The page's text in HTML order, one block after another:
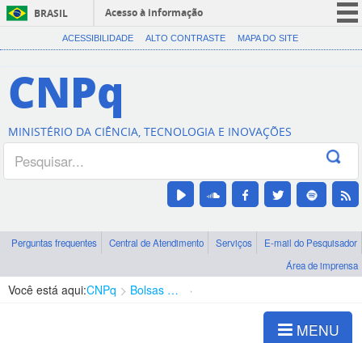
BRASIL
Acesso à informação
CORONAVÍRUS (COVID-19)
Canais
ACESSIBILIDADE ALTO CONTRASTE MAPA DO SITE
CNPq
MINISTÉRIO DA CIÊNCIA, TECNOLOGIA E INOVAÇÕES
Perguntas frequentes Central de Atendimento Serviços
E-mail do Pesquisador
Área de imprensa
Você está aqui:CNPq Bolsas e Auxílios Vigentes
MENU